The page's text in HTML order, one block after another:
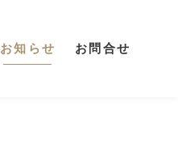
お知らせ お問合せ